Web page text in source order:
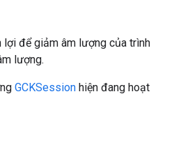
để giảm âm lượng của trình
lượng.
GCKSession hiện đang hoạt